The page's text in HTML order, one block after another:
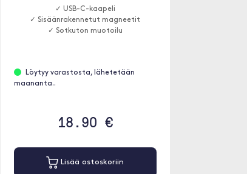
✓ USB-C-kaapeli
✓ Sisäänrakennetut magneetit
✓ Sotkuton muotoilu
Löytyy varastosta, lähetetään
maananta..
18.90 €
Lisää ostoskoriin